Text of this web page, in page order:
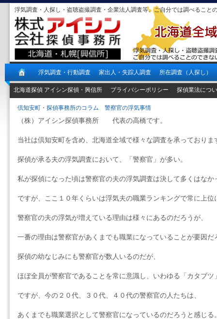
浮気調査・人探し・盗聴盗撮調査・企業法人調査等、ご自分では調べること
浮気調査・行動調査 家出人・失踪人調査 所在調査（人探し）
北海道探偵 アイシン探偵・興信所 プライバシーポリシー 探偵業法につ
倶知安町・探偵事務所のコラム 警察官の浮気事情
（株）アイシン探偵事務所 代表の高橋です。
当社は倶知安町を含め、北海道全域で様々な調査を承っておりま
探偵が承る夫の浮気調査において、「警察官」が多い。
私が探偵になった頃は警察官の夫の浮気調査は決して多くはなか
ですが、ここ１０年くらいは浮気夫の職業ランキングで常に上位
警察官の夫の浮気が増えている理由は様々にあるのだろうが、
一番の理由は警察官があくまでも職業になっていることが要因だ
探偵の幼なじみにも警察官が数人いるのだが、
ほぼ全員が警察官であることを常に意識し、いわゆる「カタブツ
ですが、今の２０代、３０代、４０代の警察官の人たちは、
あくまでも職業選択として警察官になっているのだろうと感じる